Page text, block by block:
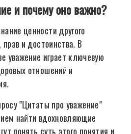
и почему оно важно?
ценности другого
и достоинства. В
уважение играет ключевую
отношений и
"Цитаты про уважение"
найти вдохновляющие
понять суть этого понятия и